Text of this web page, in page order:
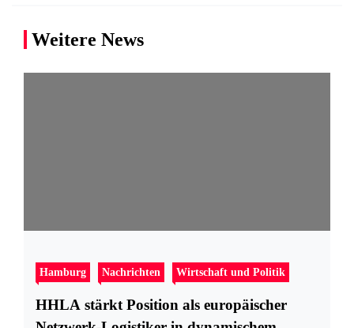
Weitere News
Hamburg Nachrichten Wirtschaft und Politik
HHLA stärkt Position als europäischer